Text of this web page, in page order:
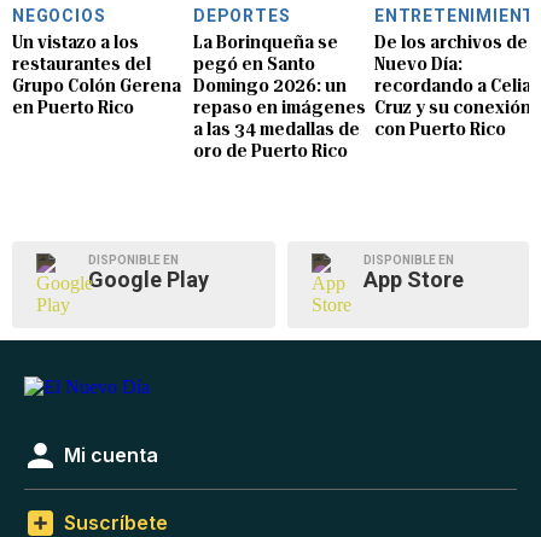
NEGOCIOS
Un vistazo a los
restaurantes del
Grupo Colón Gerena
en Puerto Rico
DEPORTES
La Borinqueña se
pegó en Santo
Domingo 2026: un
repaso en imágenes
a las 34 medallas de
oro de Puerto Rico
De los archivos de
Nuevo Día:
recordando a Celia
Cruz y su conexión
con Puerto Rico
DISPONIBLE EN
Google Play
DISPONIBLE EN
App Store
Mi cuenta
Suscríbete